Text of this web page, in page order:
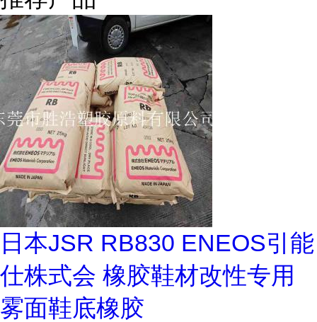
日本JSR RB830 ENEOS引能
仕株式会 橡胶鞋材改性专用
雾面鞋底橡胶